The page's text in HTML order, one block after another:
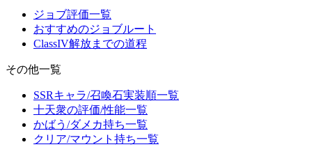
ジョブ評価一覧
おすすめのジョブルート
ClassIV解放までの道程
その他一覧
SSRキャラ/召喚石実装順一覧
十天衆の評価/性能一覧
かばう/ダメカ持ち一覧
クリア/マウント持ち一覧